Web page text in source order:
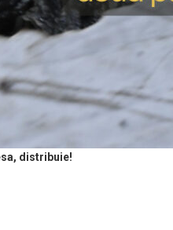
distribuie!